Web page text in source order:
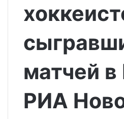
матчей
РИА